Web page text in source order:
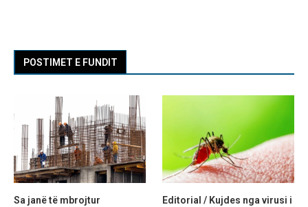
POSTIMET E FUNDIT
Sa janë të mbrojtur
Editorial / Kujdes nga virusi i